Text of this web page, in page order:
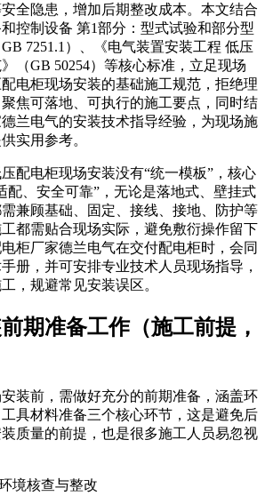
全隐患，增加后期整改成本。本文结合
和控制设备 第1部分：型式试验和部分型
7251.1）、《电气装置安装工程 低压
（GB 50254）等核心标准，立足现场
电柜现场安装的基础施工规范，拒绝理
焦可落地、可执行的施工要点，同时结
兰电气的安装技术指导经验，为现场施
实用参考。
配电柜现场安装没有“统一模板”，核心
配、安全可靠”，无论是落地式、壁挂式
兼顾基础、固定、接线、接地、防护等
都需贴合现场实际，避免敷衍操作留下
柜厂家德兰电气在交付配电柜时，会同
册，并可安排专业技术人员现场指导，
，规避常见安装误区。
期准备工作（施工前提，
装前，需做好充分的前期准备，涵盖环
具材料准备三个核心环节，这是避免后
质量的前提，也是很多施工人员易忽视
境核查与整改